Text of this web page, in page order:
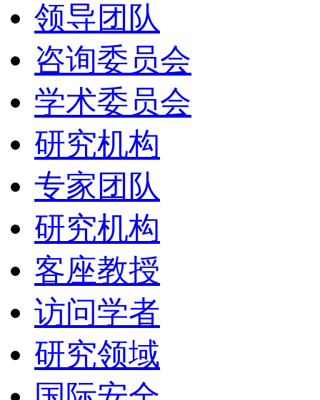
领导团队
咨询委员会
学术委员会
研究机构
专家团队
研究机构
客座教授
访问学者
研究领域